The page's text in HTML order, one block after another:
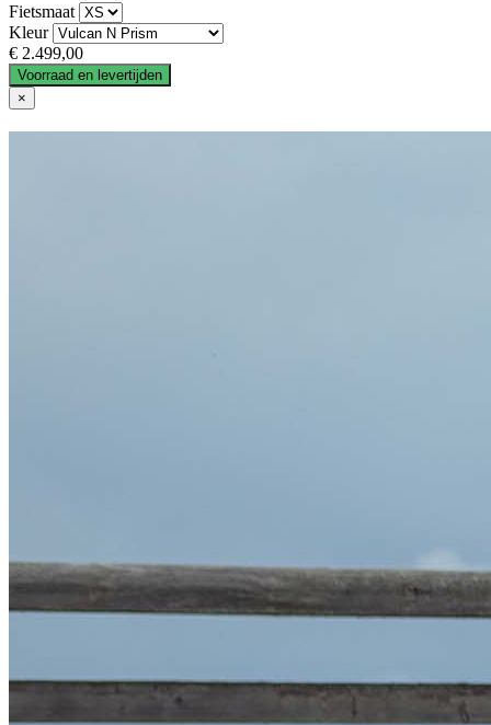
Fietsmaat
Kleur
€ 2.499,00
Voorraad en levertijden
×